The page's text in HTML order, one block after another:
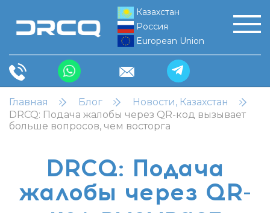
Казахстан
Россия
European Union
Главная Блог
Новости, Казахстан
DRCQ: Подача жалобы через QR-код вызывает
больше вопросов, чем восторга
DRCQ: Подача
жалобы через QR-